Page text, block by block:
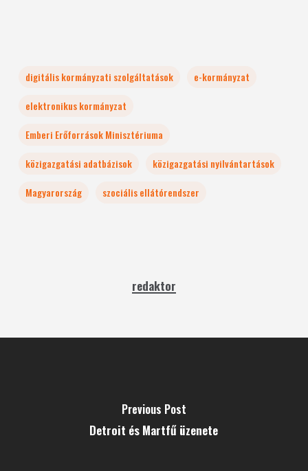
digitális kormányzati szolgáltatások
e-kormányzat
elektronikus kormányzat
Emberi Erőforrások Minisztériuma
közigazgatási adatbázisok
közigazgatási nyilvántartások
Magyarország
szociális ellátórendszer
redaktor
Previous Post
Detroit és Martfű üzenete